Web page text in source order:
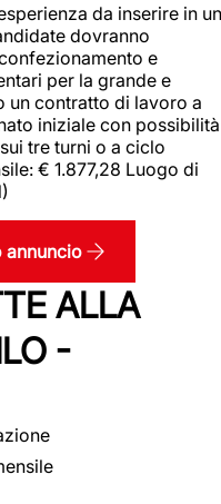
da inserire in un
dovranno
e
per la grande e
un contratto di lavoro a
iniziale con possibilità
tre turni o a ciclo
€ 1.877,28 Luogo di
annuncio
ALLA
-